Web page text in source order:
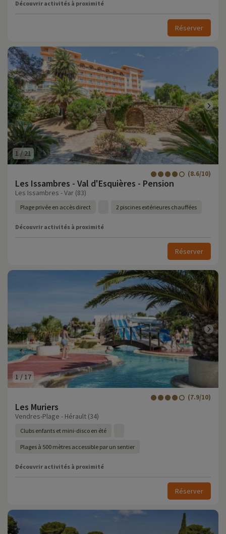
Découvrir activités à proximité
Réserver
1 /21
Les Issambres - Val d'Esquières - Pension
(8.6/10)
Les Issambres - Var (83)
Plage privée en accès direct 2 piscines extérieures chauffées
Découvrir activités à proximité
Réserver
1 / 17
Les Muriers
(7.9/10)
Vendres-Plage - Hérault (34)
Clubs enfants et mini-disco en été
Plages à 500 mètres accessible par un sentier
Découvrir activités à proximité
Réserver